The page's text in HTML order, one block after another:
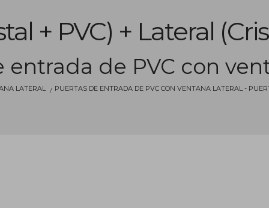
+ PVC) + Lateral
entrada de PVC con
LATERAL PUERTAS DE ENTRADA DE PVC CON VENTANA LATERAL -